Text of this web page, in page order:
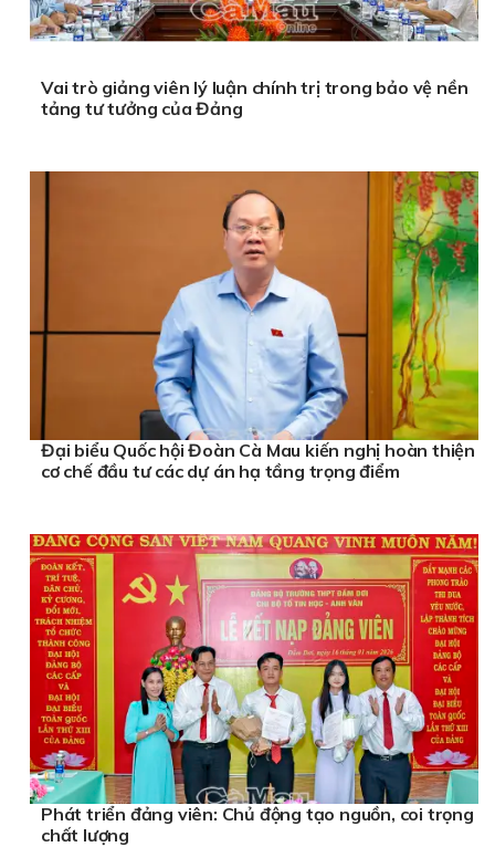
Vai trò giảng viên lý luận chính trị trong bảo vệ nền
tảng tư tưởng của Đảng
Đại biểu Quốc hội Đoàn Cà Mau kiến nghị hoàn thiện
cơ chế đầu tư các dự án hạ tầng trọng điểm
Phát triển đảng viên: Chủ động tạo nguồn, coi trọng
chất lượng